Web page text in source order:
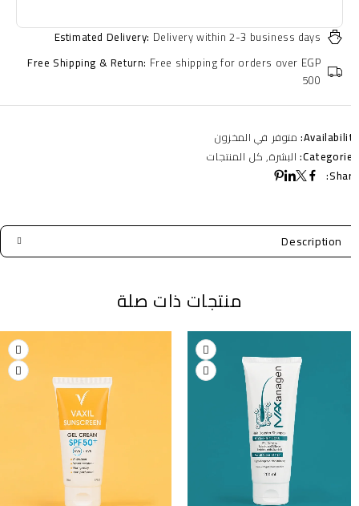
Estimated Delivery:Delivery within 2-3 business days
Free Shipping & Return:Free shipping for orders over EGP
500
متوفر في المخزون
البشرة,كل المنتجات
Description
منتجات ذات صلة